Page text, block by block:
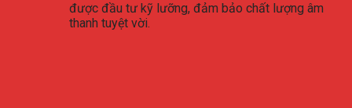
được đầu tư kỹ lưỡng, đảm bảo chất lượng âm
thanh tuyệt vời.